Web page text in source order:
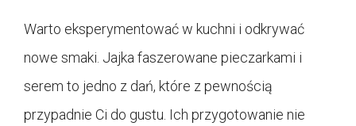
Warto eksperymentować w kuchni i odkrywać
nowe smaki. Jajka faszerowane pieczarkami i
serem to jedno z dań, które z pewnością
przypadnie Ci do gustu. Ich przygotowanie nie